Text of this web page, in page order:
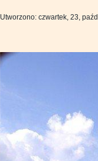
Utworzono: czwartek, 23,